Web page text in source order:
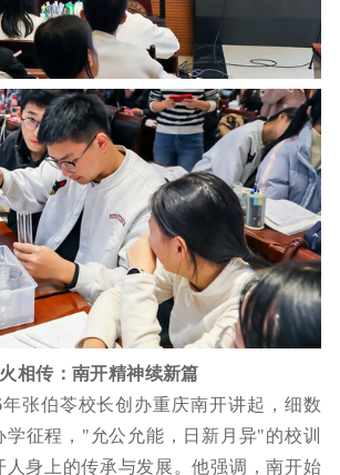
相传：南开精神续新篇
年张伯苓校长创办重庆南开讲起，细数
学征程，"允公允能，日新月异"的校训
人身上的传承与发展。他强调，南开始